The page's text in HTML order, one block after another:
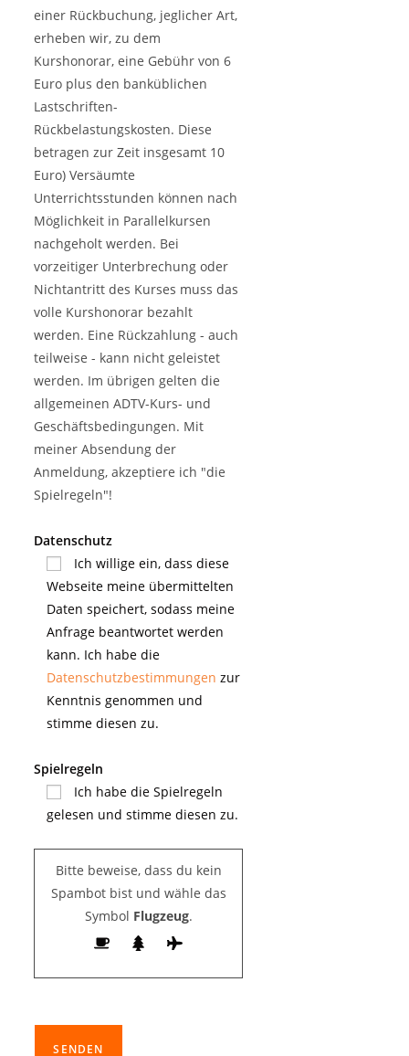
einer Rückbuchung, jeglicher Art,
erheben wir, zu dem
Kurshonorar, eine Gebühr von 6
Euro plus den banküblichen
Lastschriften-
Rückbelastungskosten. Diese
betragen zur Zeit insgesamt 10
Euro) Versäumte
Unterrichtsstunden können nach
Möglichkeit in Parallelkursen
nachgeholt werden. Bei
vorzeitiger Unterbrechung oder
Nichtantritt des Kurses muss das
volle Kurshonorar bezahlt
werden. Eine Rückzahlung - auch
teilweise - kann nicht geleistet
werden. Im übrigen gelten die
allgemeinen ADTV-Kurs- und
Geschäftsbedingungen. Mit
meiner Absendung der
Anmeldung, akzeptiere ich "die
Spielregeln"!
Datenschutz
Ich willige ein, dass diese
Webseite meine übermittelten
Daten speichert, sodass meine
Anfrage beantwortet werden
kann. Ich habe die
Datenschutzbestimmungen zur
Kenntnis genommen und
stimme diesen zu.
Spielregeln
Ich habe die Spielregeln
gelesen und stimme diesen zu.
Bitte beweise, dass du kein
Spambot bist und wähle das
Symbol Flugzeug.